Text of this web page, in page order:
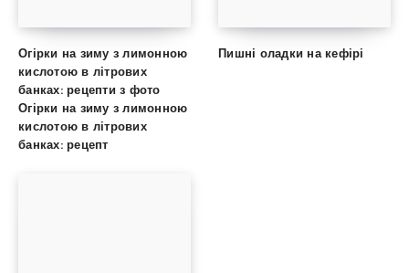
Огірки на зиму з лимонною
кислотою в літрових
банках: рецепти з фото
Огірки на зиму з лимонною
кислотою в літрових
банках: рецепт
Пишні оладки на кефірі